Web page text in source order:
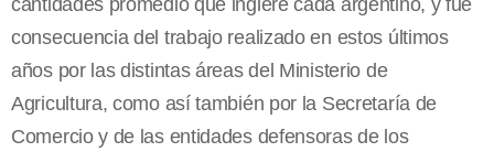
cantidades promedio que ingiere cada argentino, y fue
consecuencia del trabajo realizado en estos últimos
años por las distintas áreas del Ministerio de
Agricultura, como así también por la Secretaría de
Comercio y de las entidades defensoras de los